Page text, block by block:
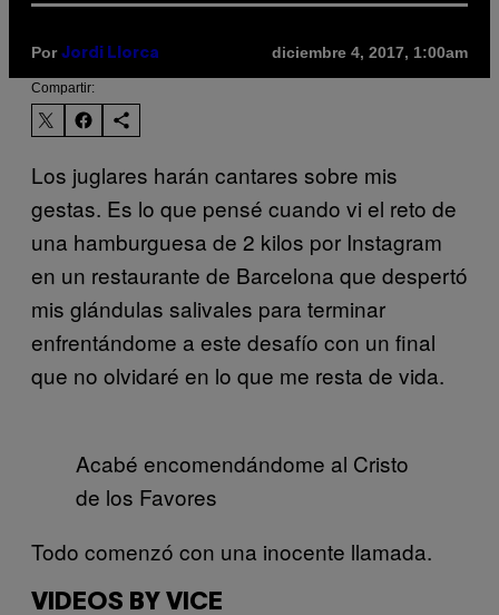
Por Jordi Llorca diciembre 4, 2017, 1:00am
Compartir:
Los juglares harán cantares sobre mis
gestas. Es lo que pensé cuando vi el reto de
una hamburguesa de 2 kilos por Instagram
en un restaurante de Barcelona que despertó
mis glándulas salivales para terminar
enfrentándome a este desafío con un final
que no olvidaré en lo que me resta de vida.
Acabé encomendándome al Cristo
de los Favores
Todo comenzó con una inocente llamada.
VIDEOS BY VICE